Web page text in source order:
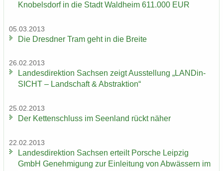
Knobelsdorf in die Stadt Wald­heim 611.000 EUR
05.03.2013
Die Dresd­ner Tram geht in die Brei­te
26.02.2013
Lan­des­di­rek­ti­on Sach­sen zeigt Aus­stel­lung „LAN­Din­
SICHT – Land­schaft & Abs­trak­ti­on“
25.02.2013
Der Ket­ten­schluss im Se­en­land rückt näher
22.02.2013
Lan­des­di­rek­ti­on Sach­sen er­teilt Por­sche Leip­zig
GmbH Ge­neh­mi­gung zur Ein­lei­tung von Ab­wäs­sern im